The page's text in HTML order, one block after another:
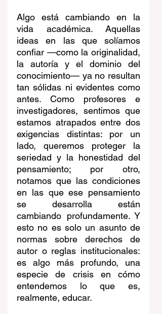
Algo está cambiando en la
vida académica. Aquellas
ideas en las que solíamos
confiar —como la originalidad,
la autoría y el dominio del
conocimiento— ya no resultan
tan sólidas ni evidentes como
antes. Como profesores e
investigadores, sentimos que
estamos atrapados entre dos
exigencias distintas: por un
lado, queremos proteger la
seriedad y la honestidad del
pensamiento; por otro,
notamos que las condiciones
en las que ese pensamiento
se desarrolla están
cambiando profundamente. Y
esto no es solo un asunto de
normas sobre derechos de
autor o reglas institucionales:
es algo más profundo, una
especie de crisis en cómo
entendemos lo que es,
realmente, educar.